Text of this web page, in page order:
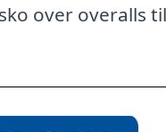
over overalls til